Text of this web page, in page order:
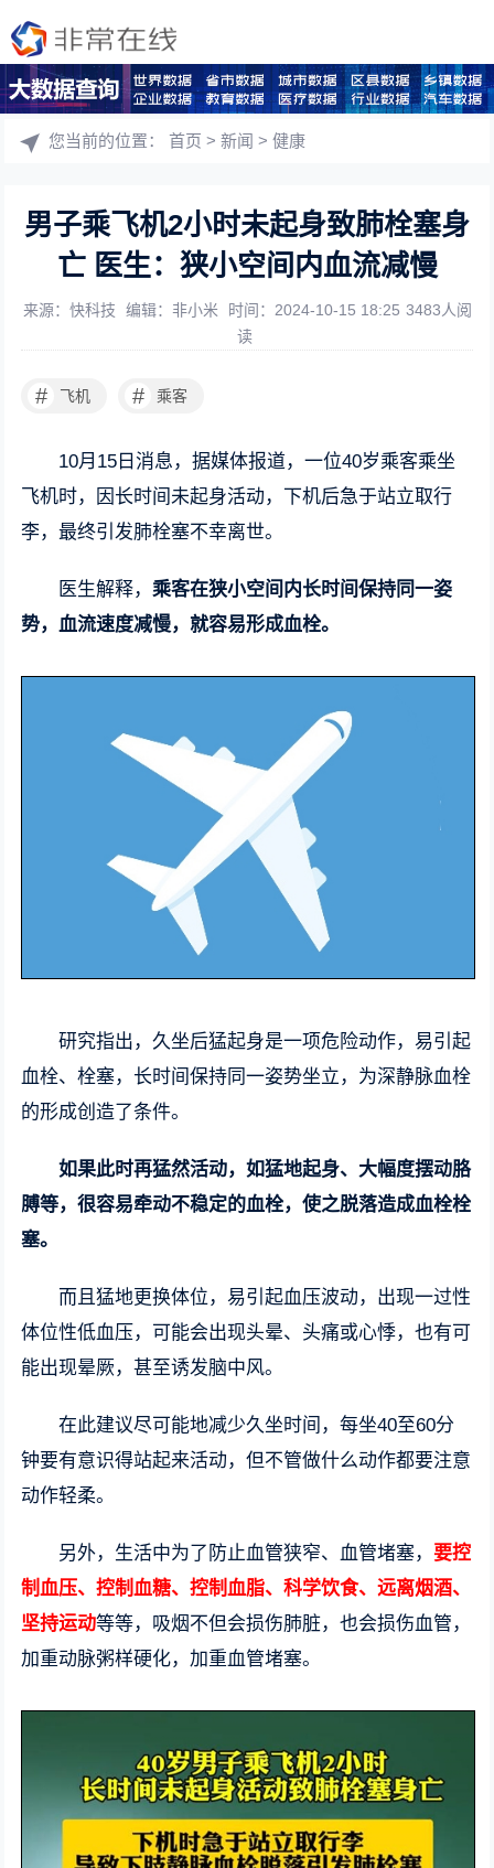
您当前的位置：首页 >新闻 >健康
男子乘飞机2小时未起身致肺栓塞身
亡 医生：狭小空间内血流减慢
来源：快科技 编辑：非小米 时间：2024-10-15 18:25 3483人阅
读
# 飞机 # 乘客
10月15日消息，据媒体报道，一位40岁乘客乘坐
飞机时，因长时间未起身活动，下机后急于站立取行
李，最终引发肺栓塞不幸离世。
医生解释，乘客在狭小空间内长时间保持同一姿
势，血流速度减慢，就容易形成血栓。
研究指出，久坐后猛起身是一项危险动作，易引起
血栓、栓塞，长时间保持同一姿势坐立，为深静脉血栓
的形成创造了条件。
如果此时再猛然活动，如猛地起身、大幅度摆动胳
膊等，很容易牵动不稳定的血栓，使之脱落造成血栓栓
塞。
而且猛地更换体位，易引起血压波动，出现一过性
体位性低血压，可能会出现头晕、头痛或心悸，也有可
能出现晕厥，甚至诱发脑中风。
在此建议尽可能地减少久坐时间，每坐40至60分
钟要有意识得站起来活动，但不管做什么动作都要注意
动作轻柔。
另外，生活中为了防止血管狭窄、血管堵塞， 要控
制血压、控制血糖、控制血脂、科学饮食、远离烟酒、
坚持运动等等，吸烟不但会损伤肺脏，也会损伤血管，
加重动脉粥样硬化，加重血管堵塞。